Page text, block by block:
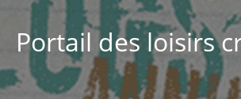
Portail des loisirs